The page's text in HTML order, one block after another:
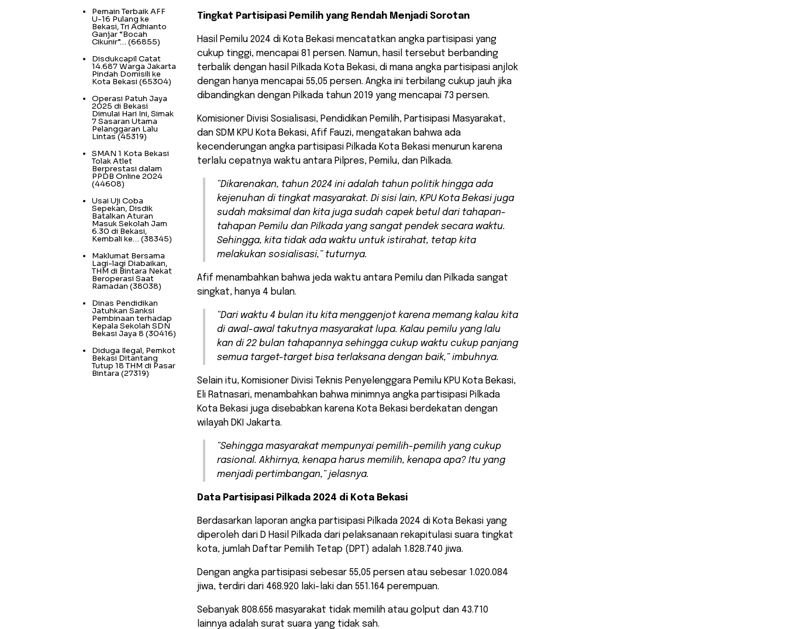
Tingkat Partisipasi Pemilih yang Rendah Menjadi Sorotan
Hasil Pemilu 2024 di Kota Bekasi mencatatkan angka partisipasi yang
cukup tinggi, mencapai 81 persen. Namun, hasil tersebut berbanding
terbalik dengan hasil Pilkada Kota Bekasi, di mana angka partisipasi anjlok
dengan hanya mencapai 55,05 persen. Angka ini terbilang cukup jauh jika
dibandingkan dengan Pilkada tahun 2019 yang mencapai 73 persen.
Komisioner Divisi Sosialisasi, Pendidikan Pemilih, Partisipasi Masyarakat,
dan SDM KPU Kota Bekasi, Afif Fauzi, mengatakan bahwa ada
kecenderungan angka partisipasi Pilkada Kota Bekasi menurun karena
terlalu cepatnya waktu antara Pilpres, Pemilu, dan Pilkada.
“Dikarenakan, tahun 2024 ini adalah tahun politik hingga ada
kejenuhan di tingkat masyarakat. Di sisi lain, KPU Kota Bekasi juga
sudah maksimal dan kita juga sudah capek betul dari tahapan-
tahapan Pemilu dan Pilkada yang sangat pendek secara waktu.
Sehingga, kita tidak ada waktu untuk istirahat, tetap kita
melakukan sosialisasi,” tuturnya.
Afif menambahkan bahwa jeda waktu antara Pemilu dan Pilkada sangat
singkat, hanya 4 bulan.
“Dari waktu 4 bulan itu kita menggenjot karena memang kalau kita
di awal-awal takutnya masyarakat lupa. Kalau pemilu yang lalu
kan di 22 bulan tahapannya sehingga cukup waktu cukup panjang
semua target-target bisa terlaksana dengan baik,” imbuhnya.
Selain itu, Komisioner Divisi Teknis Penyelenggara Pemilu KPU Kota Bekasi,
Eli Ratnasari, menambahkan bahwa minimnya angka partisipasi Pilkada
Kota Bekasi juga disebabkan karena Kota Bekasi berdekatan dengan
wilayah DKI Jakarta.
“Sehingga masyarakat mempunyai pemilih-pemilih yang cukup
rasional. Akhirnya, kenapa harus memilih, kenapa apa? Itu yang
menjadi pertimbangan,” jelasnya.
Data Partisipasi Pilkada 2024 di Kota Bekasi
Berdasarkan laporan angka partisipasi Pilkada 2024 di Kota Bekasi yang
diperoleh dari D Hasil Pilkada dari pelaksanaan rekapitulasi suara tingkat
kota, jumlah Daftar Pemilih Tetap (DPT) adalah 1.828.740 jiwa.
Dengan angka partisipasi sebesar 55,05 persen atau sebesar 1.020.084
jiwa, terdiri dari 468.920 laki-laki dan 551.164 perempuan.
Sebanyak 808.656 masyarakat tidak memilih atau golput dan 43.710
lainnya adalah surat suara yang tidak sah.
Pemain Terbaik AFF
U-16 Pulang ke
Bekasi, Tri Adhianto
Ganjar “Bocah
Cikunir”… (66855)
Disdukcapil Catat
14.687 Warga Jakarta
Pindah Domisili ke
Kota Bekasi (65304)
Operasi Patuh Jaya
2025 di Bekasi
Dimulai Hari Ini, Simak
7 Sasaran Utama
Pelanggaran Lalu
Lintas(45319)
SMAN 1 Kota Bekasi
Tolak Atlet
Berprestasi dalam
PPDB Online 2024
(44608)
Usai Uji Coba
Sepekan, Disdik
Batalkan Aturan
Masuk Sekolah Jam
6.30 di Bekasi,
Kembali ke… (38345)
Maklumat Bersama
Lagi-lagi Diabaikan,
THM di Bintara Nekat
Beroperasi Saat
Ramadan (38038)
Dinas Pendidikan
Jatuhkan Sanksi
Pembinaan terhadap
Kepala Sekolah SDN
Bekasi Jaya 8 (30416)
Diduga Ilegal, Pemkot
Bekasi Ditantang
Tutup 18 THM di Pasar
Bintara (27319)